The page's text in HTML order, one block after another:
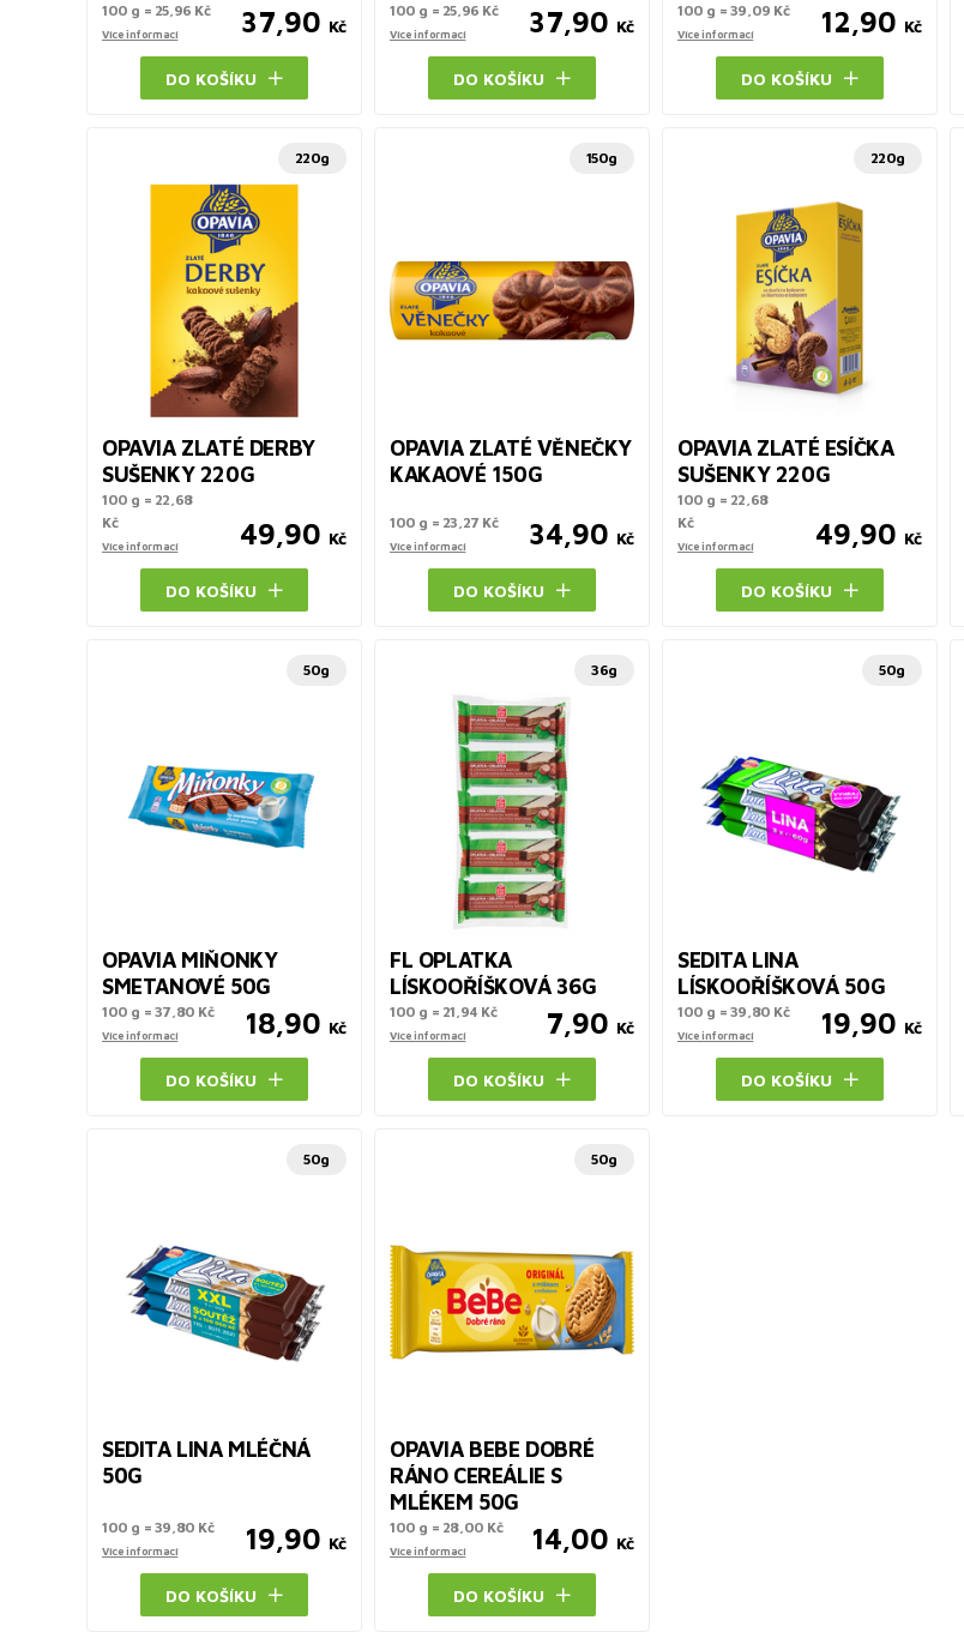
100 g = 25,96 Kč
Více informací 37,90 Kč
DO KOŠÍKU
100 g = 25,96 Kč
Více informací 37,90 Kč
DO KOŠÍKU
100 g = 39,09 Kč
Více informací 12,90 Kč
DO KOŠÍKU
220g
OPAVIA ZLATÉ DERBY
SUŠENKY 220G
100 g = 22,68
Kč
Více informací 49,90 Kč
DO KOŠÍKU
150g
OPAVIA ZLATÉ VĚNEČKY
KAKAOVÉ 150G
100 g = 23,27 Kč
Více informací 34,90 Kč
DO KOŠÍKU
220g
OPAVIA ZLATÉ ESÍČKA
SUŠENKY 220G
100 g = 22,68
Kč
Více informací 49,90 Kč
DO KOŠÍKU
50g
OPAVIA MIŇONKY
SMETANOVÉ 50G
100 g = 37,80 Kč
Více informací 18,90 Kč
DO KOŠÍKU
36g
FL OPLATKA
LÍSKOOŘÍŠKOVÁ 36G
100 g = 21,94 Kč
Více informací 7,90 Kč
DO KOŠÍKU
50g
SEDITA LINA
LÍSKOOŘÍŠKOVÁ 50G
100 g = 39,80 Kč
Více informací 19,90 Kč
DO KOŠÍKU
50g
SEDITA LINA MLÉČNÁ
50G
100 g = 39,80 Kč
Více informací 19,90 Kč
DO KOŠÍKU
50g
OPAVIA BEBE DOBRÉ
RÁNO CEREÁLIE S
MLÉKEM 50G
100 g = 28,00 Kč
Více informací 14,00 Kč
DO KOŠÍKU